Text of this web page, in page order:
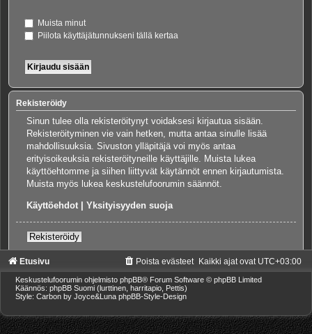
Muista minut
Piilota käyttäjätunnukseni tällä kertaa
Rekisteröidy
Sinun tulee olla rekisteröitynyt voidaksesi kirjautua sisään.
Rekisteröityminen vie vain hetken, mutta antaa sinulle lisää
mahdollisuuksia. Sivuston ylläpitäjä voi myös antaa
erityisoikeuksia rekisteröityneille käyttäjille. Muista lukea
käyttöehtomme ja siihen liittyvät käytännöt ennen kirjautumista.
Muista myös lukea keskustelufoorumin säännöt.
Käyttöehdot| Yksityisyyden suoja
Rekisteröidy
Etusivu Kaikki ajat ovat UTC+03:00
Poista evästeet
Keskustelufoorumin ohjelmisto phpBB® Forum Software © phpBB Limited
Käännös: phpBB Suomi (lurttinen, harritapio, Pettis)
Style: Carbon by Joyce&Luna phpBB-Style-Design